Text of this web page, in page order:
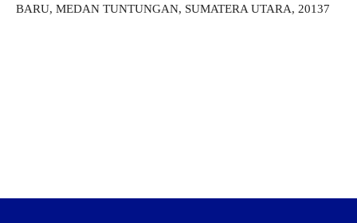
BARU, MEDAN TUNTUNGAN, SUMATERA UTARA, 20137